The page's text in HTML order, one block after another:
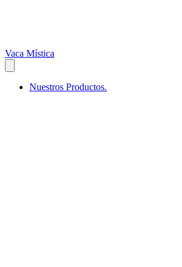
Vaca Mística
Nuestros Productos.